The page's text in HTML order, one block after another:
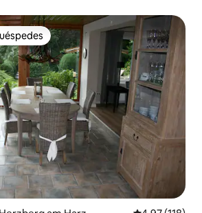
entre huéspedes